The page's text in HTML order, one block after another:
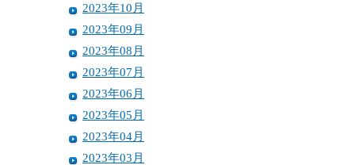
2023年10月
2023年09月
2023年08月
2023年07月
2023年06月
2023年05月
2023年04月
2023年03月